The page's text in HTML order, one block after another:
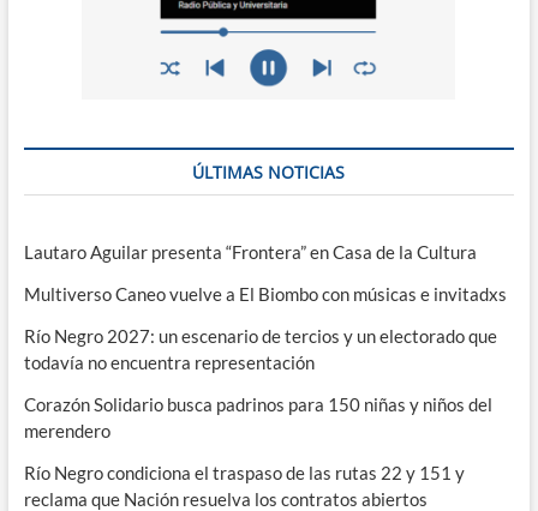
ÚLTIMAS NOTICIAS
Lautaro Aguilar presenta “Frontera” en Casa de la Cultura
Multiverso Caneo vuelve a El Biombo con músicas e invitadxs
Río Negro 2027: un escenario de tercios y un electorado que
todavía no encuentra representación
Corazón Solidario busca padrinos para 150 niñas y niños del
merendero
Río Negro condiciona el traspaso de las rutas 22 y 151 y
reclama que Nación resuelva los contratos abiertos